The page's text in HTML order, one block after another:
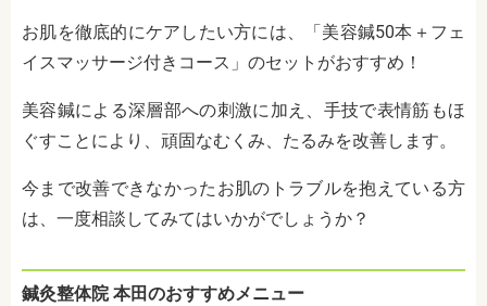
お肌を徹底的にケアしたい方には、「美容鍼50本＋フェ
イスマッサージ付きコース」のセットがおすすめ！
美容鍼による深層部への刺激に加え、手技で表情筋もほ
ぐすことにより、頑固なむくみ、たるみを改善します。
今まで改善できなかったお肌のトラブルを抱えている方
は、一度相談してみてはいかがでしょうか？
鍼灸整体院 本田のおすすめメニュー